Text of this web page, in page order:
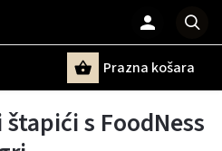
Prazna košara
s FoodNess